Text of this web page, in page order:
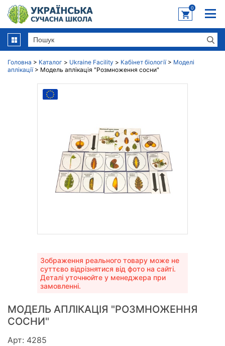
0
Головна > Каталог > Ukraine Facility > Кабінет біології> Моделі
аплікації> Модель аплікація "Розмноження сосни"
Зображення реального товару може не
суттєво відрізнятися від фото на сайті.
Деталі уточнюйте у менеджера при
замовленні.
МОДЕЛЬ АПЛІКАЦІЯ "РОЗМНОЖЕННЯ
СОСНИ"
Арт: 4285